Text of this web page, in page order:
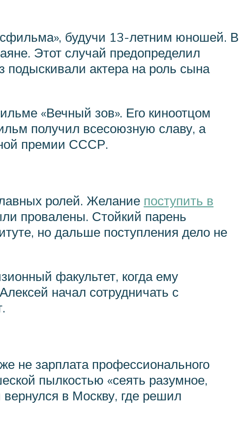
будучи 13-летним юношей. В
Этот случай предопределил
актера на роль сына
«Вечный зов». Его киноотцом
получил всесоюзную славу, а
премии СССР.
ролей. Желание поступить в
провалены. Стойкий парень
но дальше поступления дело не
факультет, когда ему
начал сотрудничать с
не зарплата профессионального
пылкостью «сеять разумное,
в Москву, где решил